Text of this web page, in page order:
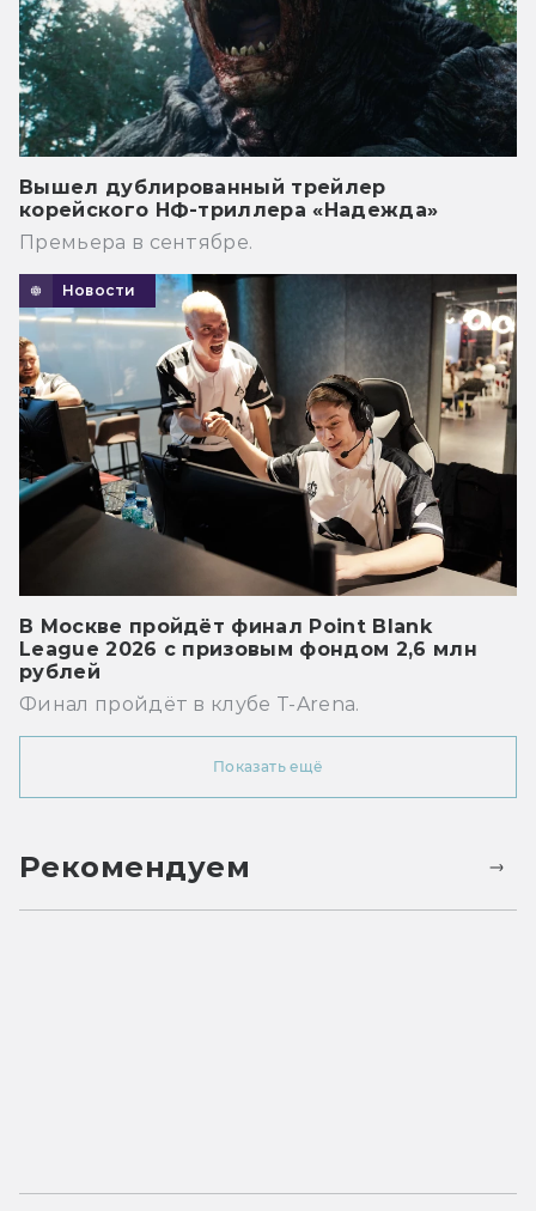
Вышел дублированный трейлер
корейского НФ-триллера «Надежда»
Премьера в сентябре.
Новости
В Москве пройдёт финал Point Blank
League 2026 с призовым фондом 2,6 млн
рублей
Финал пройдёт в клубе T-Arena.
Показать ещё
Рекомендуем